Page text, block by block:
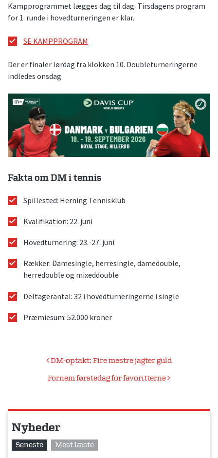
Kampprogrammet lægges dag til dag. Tirsdagens program
for 1. runde i hovedturneringen er klar.
SE KAMPPROGRAM
Der er finaler lørdag fra klokken 10. Doubleturneringerne
indledes onsdag.
Fakta om DM i tennis
Spillested: Herning Tennisklub
Kvalifikation: 22. juni
Hovedturnering: 23.-27. juni
Rækker: Damesingle, herresingle, damedouble,
herredouble og mixeddouble
Deltagerantal: 32 i hovedturneringerne i single
Præmiesum: 52.000 kroner
Indlægsnavigation
DM-optakt: Fire mestre jagter guld
Fornem førstedag for favoritterne
Nyheder
Seneste Mest læste